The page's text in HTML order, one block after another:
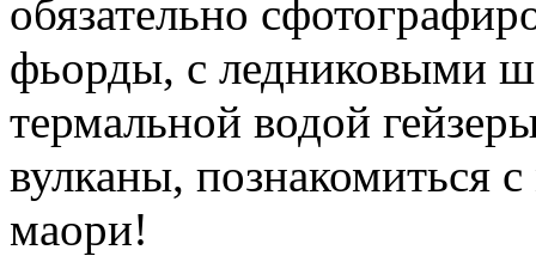
обязательно
фьорды, с ледниковыми
термальной водой
вулканы, познакомиться
маори!